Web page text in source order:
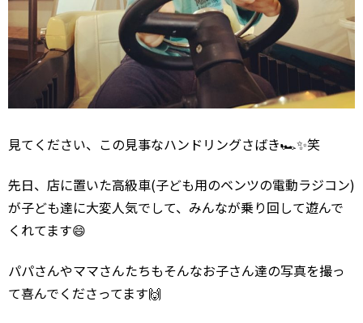
見てください、この見事なハンドリングさばき🏎✨笑
先日、店に置いた高級車(子ども用のベンツの電動ラジコン)
が子ども達に大変人気でして、みんなが乗り回して遊んで
くれてます😄
パパさんやママさんたちもそんなお子さん達の写真を撮っ
て喜んでくださってます🙌